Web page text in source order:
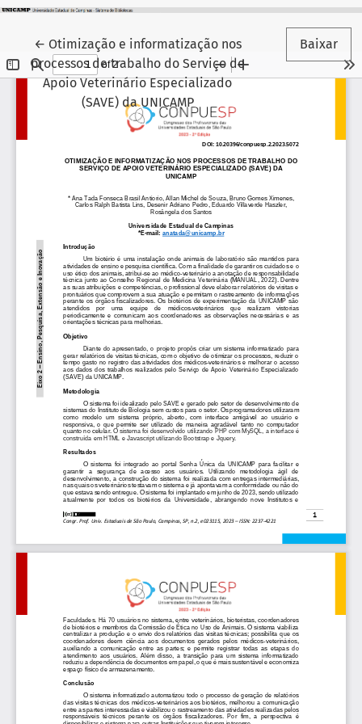
← Voltar aos Detalhes do Artigo
Otimização e informatização nos
processos de trabalho do Serviço de
Apoio Veterinário Especializado
(SAVE) da UNICAMP
Baixar